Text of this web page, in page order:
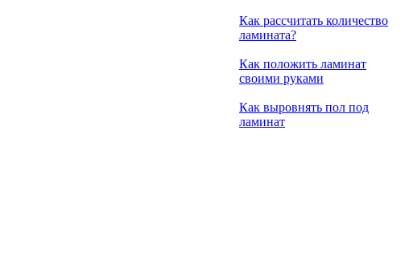
Как рассчитать количество
ламината?
Как положить ламинат
своими руками
Как выровнять пол под
ламинат